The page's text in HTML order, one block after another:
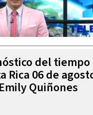
del tiempo
Rica 06 de
Quiñones